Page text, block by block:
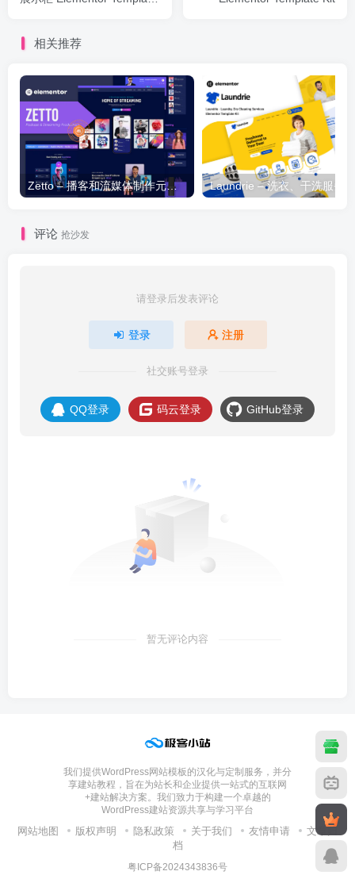
相关推荐
Zetto – 播客和流媒体制作元素模板套件
评论 抢沙发
请登录后发表评论
登录 注册
社交账号登录
QQ登录 码云登录 GitHub登录
暂无评论内容
我们提供WordPress网站模板的汉化与定制服务，并分
享建站教程，旨在为站长和企业提供一站式的互联网
+建站解决方案。我们致力于构建一个卓越的
WordPress建站资源共享与学习平台
网站地图 版权声明 隐私政策 关于我们 友情申请
文章归
档
粤ICP备2024343836号